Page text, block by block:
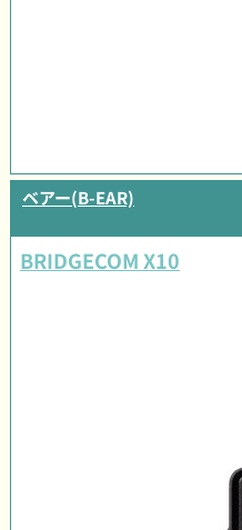
ベアー(B-EAR)
BRIDGECOM X10